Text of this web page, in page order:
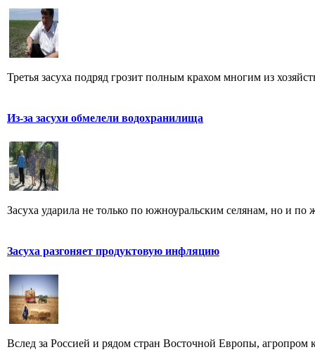
Третья засуха подряд грозит полным крахом многим из
Из-за засухи обмелели водохранилища
Засуха ударила не только по южноуральским селянам, но и по
Засуха разгоняет продуктовую инфляцию
Вслед за Россией и рядом стран Восточной Европы, агропром